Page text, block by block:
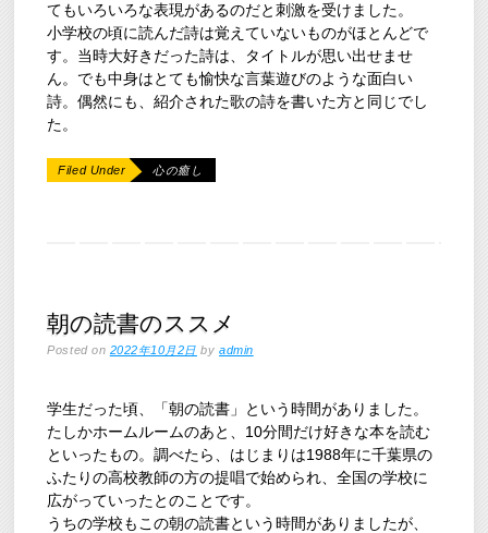
てもいろいろな表現があるのだと刺激を受けました。
小学校の頃に読んだ詩は覚えていないものがほとんどで
す。当時大好きだった詩は、タイトルが思い出せませ
ん。でも中身はとても愉快な言葉遊びのような面白い
詩。偶然にも、紹介された歌の詩を書いた方と同じでし
た。
Filed Under 心の癒し
朝の読書のススメ
Posted on 2022年10月2日 byadmin
学生だった頃、「朝の読書」という時間がありました。
たしかホームルームのあと、10分間だけ好きな本を読む
といったもの。調べたら、はじまりは1988年に千葉県の
ふたりの高校教師の方の提唱で始められ、全国の学校に
広がっていったとのことです。
うちの学校もこの朝の読書という時間がありましたが、